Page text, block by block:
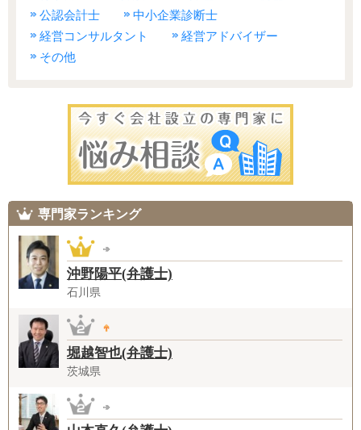
公認会計士
中小企業診断士
経営コンサルタント
経営アドバイザー
その他
専門家ランキング
沖野陽平(弁護士)
石川県
堀越智也(弁護士)
茨城県